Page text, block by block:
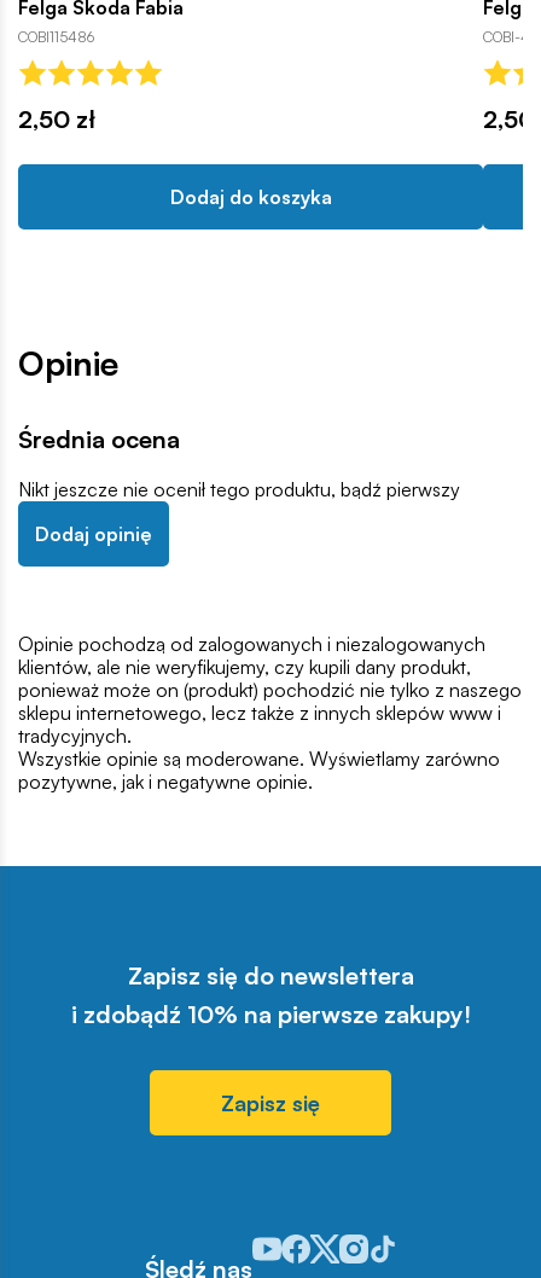
Felga Skoda Fabia
COBI115486
2,50 zł
Dodaj do koszyka
Felga
COBI-
2,50
Opinie
Średnia ocena
Nikt jeszcze nie ocenił tego produktu, bądź pierwszy
Dodaj opinię
Opinie pochodzą od zalogowanych i niezalogowanych
klientów, ale nie weryfikujemy, czy kupili dany produkt,
ponieważ może on (produkt) pochodzić nie tylko z naszego
sklepu internetowego, lecz także z innych sklepów www i
tradycyjnych.
Wszystkie opinie są moderowane. Wyświetlamy zarówno
pozytywne, jak i negatywne opinie.
Zapisz się do newslettera
i zdobądź 10% na pierwsze zakupy!
Zapisz się
Śledź nas
Odwiedź nasz profil w serwisie
Odwiedź nasz profil w serwisie
Odwiedź nasz profil w
Odwiedź nasz profil w
Odwiedź nasz profil